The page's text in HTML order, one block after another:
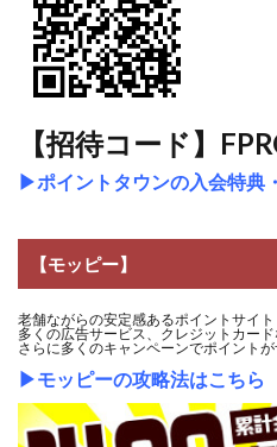
【招待コード】
▶ポイントタウンの入会特典
【モッピー】
老舗ながらの安定感あるポイントサイト
多くの広告サービス、クレジットカー
さらに多くのキャンペーンでポイントが
▶モッピーの攻略法はこちら